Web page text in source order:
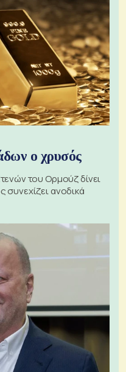
ο χρυσός
του Ορμούζ δίνει
ανοδικά